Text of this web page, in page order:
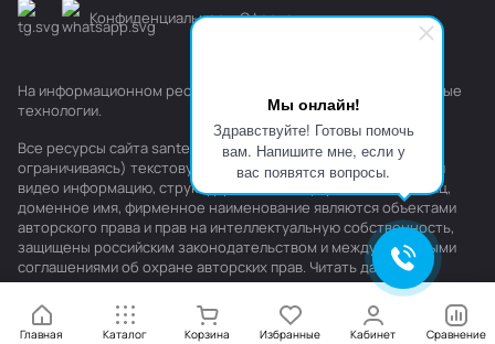
Мы онлайн!
Здравствуйте! Готовы помочь
вам. Напишите мне, если у
вас появятся вопросы.
Главная Каталог Корзина Избранные Кабинет Сравнение
КонфиденциальностьОферта
На информационном ресурсе применяются
рекомендательные
технологии.
Все ресурсы сайта santehkomfort.ru, включая (но не
ограничиваясь) текстовую, графическую, фотографическую и
видео информацию, структуру, дизайн и оформление страниц,
доменное имя, фирменное наименование являются объектами
авторского права и прав на интеллектуальную собственность,
защищены российским законодательством и международными
соглашениями об охране авторских прав. Читать далее